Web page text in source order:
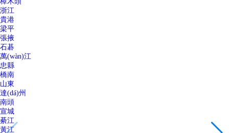
浙江
貴港
梁平
張掖
石碁
萬(wàn)江
忠縣
橋南
山東
達(dá)州
南頭
宣城
綦江
黃江